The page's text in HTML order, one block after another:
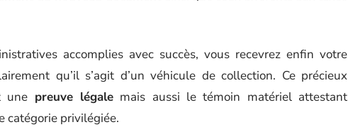
accomplies avec succès, vous recevrez enfin votre
qu’il s’agit d’un véhicule de collection. Ce précieux
une preuve légale mais aussi le témoin matériel attestant
catégorie privilégiée.